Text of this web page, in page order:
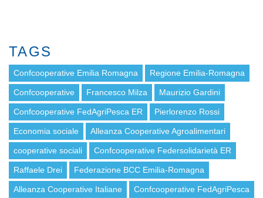
TAGS
Confcooperative Emilia Romagna Regione Emilia-Romagna
Confcooperative Francesco Milza Maurizio Gardini
Confcooperative FedAgriPesca ER Pierlorenzo Rossi
Economia sociale Alleanza Cooperative Agroalimentari
cooperative sociali Confcooperative Federsolidarietà ER
Raffaele Drei Federazione BCC Emilia-Romagna
Alleanza Cooperative Italiane Confcooperative FedAgriPesca